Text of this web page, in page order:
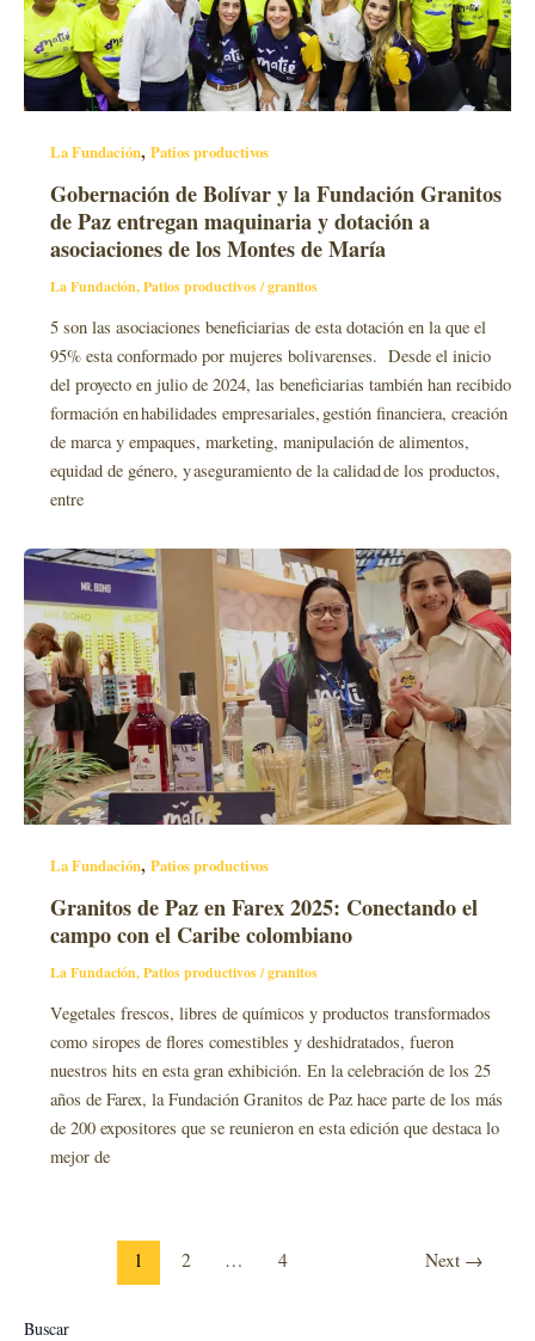
La Fundación, Patios productivos
Gobernación de Bolívar y la Fundación Granitos
de Paz entregan maquinaria y dotación a
asociaciones de los Montes de María
La Fundación,Patios productivos/granitos
5 son las asociaciones beneficiarias de esta dotación en la que el
95% esta conformado por mujeres bolivarenses. Desde el inicio
del proyecto en julio de 2024, las beneficiarias también han recibido
formación en habilidades empresariales, gestión financiera, creación
de marca y empaques, marketing, manipulación de alimentos,
equidad de género, y aseguramiento de la calidad de los productos,
entre
La Fundación, Patios productivos
Granitos de Paz en Farex 2025: Conectando el
campo con el Caribe colombiano
La Fundación,Patios productivos/granitos
Vegetales frescos, libres de químicos y productos transformados
como siropes de flores comestibles y deshidratados, fueron
nuestros hits en esta gran exhibición. En la celebración de los 25
años de Farex, la Fundación Granitos de Paz hace parte de los más
de 200 expositores que se reunieron en esta edición que destaca lo
mejor de
1 2 … 4 Next →
Buscar